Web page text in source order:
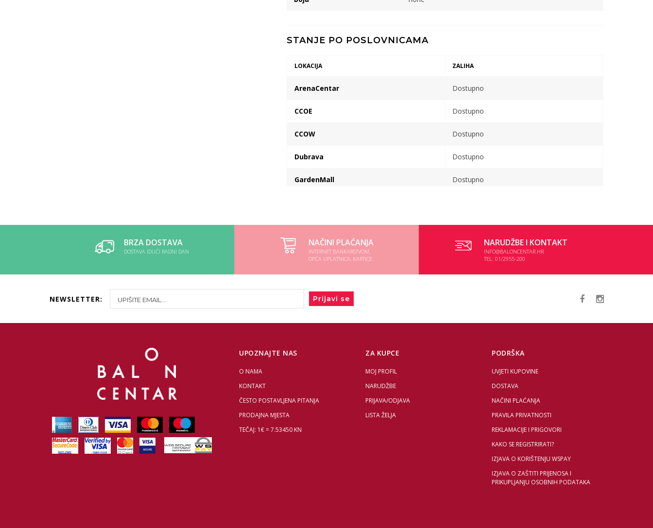
STANJE PO POSLOVNICAMA
LOKACIJA ZALIHA
ArenaCentar Dostupno
CCOE Dostupno
CCOW Dostupno
Dubrava Dostupno
GardenMall Dostupno
BRZA DOSTAVA
DOSTAVA IDUĆI RADNI DAN
NAČINI PLAĆANJA
INTERNET BANKARSTVOM,
OPĆA UPLATNICA, KARTICE
NARUDŽBE I KONTAKT
INFO@BALONCENTAR.HR
TEL: 01/2955-200
NEWSLETTER: Prijavi se
UPOZNAJTE NAS
O NAMA
KONTAKT
ČESTO POSTAVLJENA PITANJA
PRODAJNA MJESTA
TEČAJ: 1€ = 7.53450 KN
ZA KUPCE
MOJ PROFIL
NARUDŽBE
PRIJAVA/ODJAVA
LISTA ŽELJA
PODRŠKA
UVJETI KUPOVINE
DOSTAVA
NAČINI PLAĆANJA
PRAVILA PRIVATNOSTI
REKLAMACIJE I PRIGOVORI
KAKO SE REGISTRIRATI?
IZJAVA O KORIŠTENJU WSPAY
IZJAVA O ZAŠTITI PRIJENOSA I
PRIKUPLJANJU OSOBNIH PODATAKA